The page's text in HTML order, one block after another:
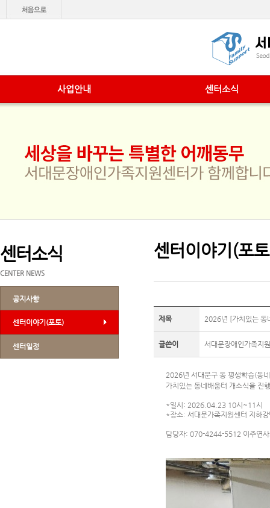
사업안내 센터소식
센터소식
CENTER NEWS
공지사항
센터이야기(포토)
센터일정
센터이야기(포
제목 2026년 [가치있는 동
글쓴이 서대문장애인가족지
2026년 서대문구 동 평생학습(동
가치있는 동네배움터 개소식을 진
*일시: 2026.04.23 10시~11시
*장소: 서대문가족지원센터 지하강
담당자: 070-4244-5512 이주연사